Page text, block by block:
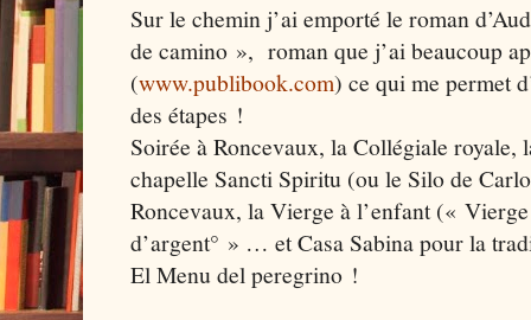
Sur le chemin j’ai emporté le roman
de camino », roman que j’ai beaucoup
(www.publibook.com) ce qui me permet
des étapes !
Soirée à Roncevaux, la Collégiale royale,
chapelle Sancti Spiritu (ou le Silo de
Roncevaux, la Vierge à l’enfant («
d’argent° » … et Casa Sabina pour la
El Menu del peregrino !